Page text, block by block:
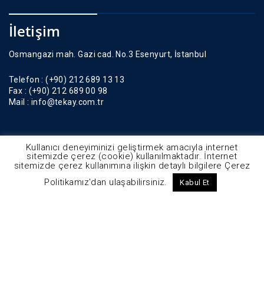
İletişim
Osmangazi mah. Gazi cad. No.3 Esenyurt, İstanbul
Telefon : (+90) 212 689 13 13
Fax : (+90) 212 689 00 98
Mail : info@tekay.com.tr
Kullanıcı deneyiminizi geliştirmek amacıyla internet
sitemizde çerez (cookie) kullanılmaktadır. İnternet
sitemizde çerez kullanımına ilişkin detaylı bilgilere Çerez
Politikamız'dan ulaşabilirsiniz.
Kabul Et